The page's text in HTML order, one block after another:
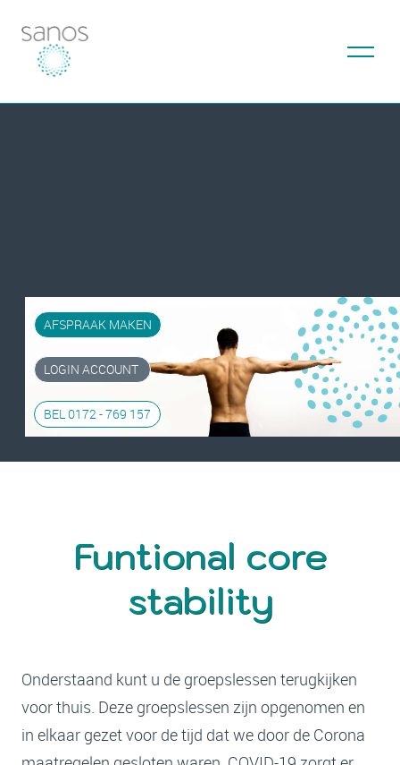
AFSPRAAK MAKEN
LOGIN ACCOUNT
BEL 0172 - 769 157
Funtional core
stability
Onderstaand kunt u de groepslessen terugkijken
voor thuis. Deze groepslessen zijn opgenomen en
in elkaar gezet voor de tijd dat we door de Corona